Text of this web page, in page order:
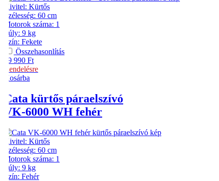
Kivitel: Kürtős
Szélesség: 60 cm
Motorok száma: 1
Súly: 9 kg
Szín: Fekete
Összehasonlítás
39 990 Ft
Rendelésre
Kosárba
Cata kürtős páraelszívó
VK-6000 WH fehér
Kivitel: Kürtős
Szélesség: 60 cm
Motorok száma: 1
Súly: 9 kg
Szín: Fehér